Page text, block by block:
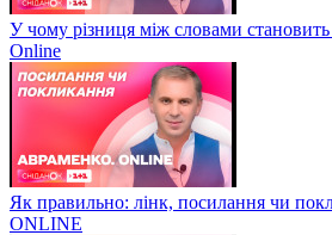
У чому різниця між словами
Online
Як правильно: лінк, посилання чи
ONLINE